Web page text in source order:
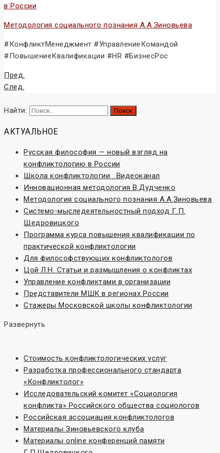
в России
Методология социального познания А.А.Зиновьева
#КонфликтМенеджмент #УправлениеКомандой
#ПовышениеКвалификации #HR #БизнесРос
Пред.
След.
Найти:
АКТУАЛЬНОЕ
Русская философия — новый взгляд на
конфликтологию в России
Школа конфликтологии . Видеоканал
Инновационная методология В.Дудченко
Методология социального познания А.А.Зиновьева
Системо-мыследеятельностный подход Г.П.
Щедровицкого
Программа курса повышения квалификации по
практической конфликтологии
Для философствующих конфликтологов
Цой Л.Н. Статьи и размышления о конфликтах
Управление конфликтами в организации
Представители МШК в регионах России
Стажеры Московской школы конфликтологии
Развернуть
Стоимость конфликтологических услуг
Разработка профессионального стандарта
«Конфликтолог»
Исследовательский комитет «Социoлогия
конфликта» Российского общества социологов
Российская ассоциация конфликтологов
Материалы Зиновьевского клуба
Материалы online конференций памяти